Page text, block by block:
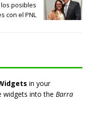
posibles
con el PNL
in your
widgets into the Barra